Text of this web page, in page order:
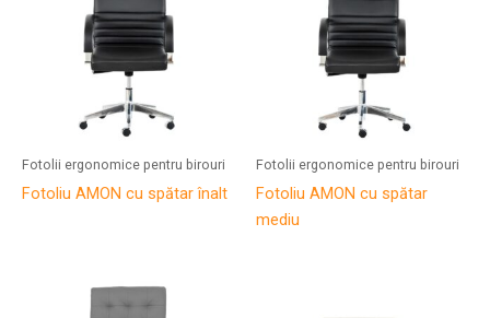
Fotolii ergonomice pentru birouri
Fotoliu AMON cu spătar înalt
Fotolii ergonomice pentru birouri
Fotoliu AMON cu spătar
mediu